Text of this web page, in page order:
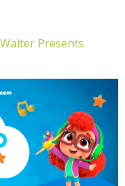
Walter Presents